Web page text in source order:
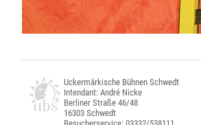
Uckermärkische Bühnen Schwedt
Intendant: André Nicke
Berliner Straße 46/48
16303 Schwedt